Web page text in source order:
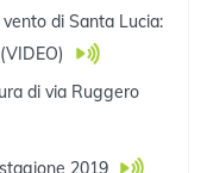
di Santa Lucia:
di via Ruggero
2019